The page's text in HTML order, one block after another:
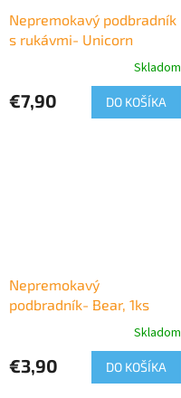
Nepremokavý podbradník
s rukávmi- Unicorn
Skladom
€7,90 DO KOŠÍKA
Nepremokavý
podbradník- Bear, 1ks
Skladom
€3,90 DO KOŠÍKA